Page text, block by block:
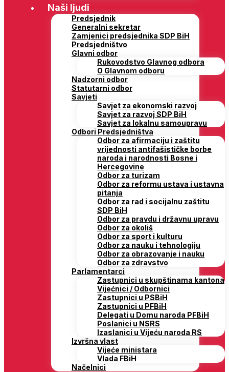
Naši ljudi
Predsjednik
Generalni sekretar
Zamjenici predsjednika SDP BiH
Predsjedništvo
Glavni odbor
Rukovodstvo Glavnog odbora
O Glavnom odboru
Nadzorni odbor
Statutarni odbor
Savjeti
Savjet za ekonomski razvoj
Savjet za razvoj SDP BiH
Savjet za lokalnu samoupravu
Odbori Predsjedništva
Odbor za afirmaciju i zaštitu
vrijednosti antifašističke borbe
naroda i narodnosti Bosne i
Hercegovine
Odbor za turizam
Odbor za reformu ustava i ustavna
pitanja
Odbor za rad i socijalnu zaštitu
SDP BiH
Odbor za pravdu i državnu upravu
Odbor za okoliš
Odbor za sport i kulturu
Odbor za nauku i tehnologiju
Odbor za obrazovanje i nauku
Odbor za zdravstvo
Parlamentarci
Zastupnici u skupštinama kantona
Vijećnici / Odbornici
Zastupnici u PSBiH
Zastupnici u PFBiH
Delegati u Domu naroda PFBiH
Poslanici u NSRS
Izaslanici u Vijeću naroda RS
Izvršna vlast
Vijeće ministara
Vlada FBiH
Načelnici